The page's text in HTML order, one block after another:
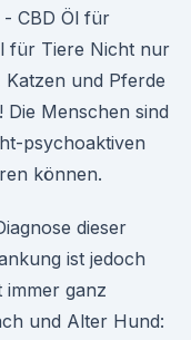
- CBD Öl für
für Tiere Nicht nur
und Pferde
Menschen sind
psychoaktiven
können.
dieser
ist jedoch
immer ganz
und Alter Hund: